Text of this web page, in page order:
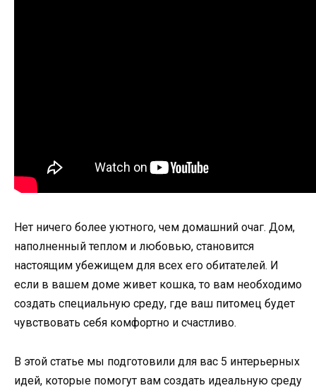
Нет ничего более уютного, чем домашний очаг. Дом,
наполненный теплом и любовью, становится
настоящим убежищем для всех его обитателей. И
если в вашем доме живет кошка, то вам необходимо
создать специальную среду, где ваш питомец будет
чувствовать себя комфортно и счастливо.
В этой статье мы подготовили для вас 5 интерьерных
идей, которые помогут вам создать идеальную среду